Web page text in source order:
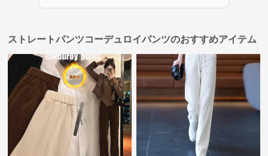
ストレートパンツコーデュロイパンツのおすすめアイテム